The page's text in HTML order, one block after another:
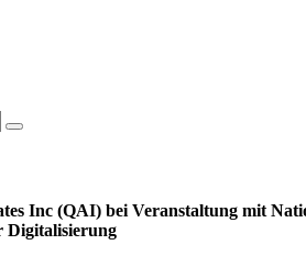
Inc (QAI) bei Veranstaltung mit
Digitalisierung